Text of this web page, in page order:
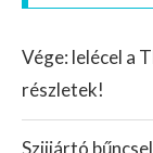
Vége: lelécel a
részletek!
Szijjártó